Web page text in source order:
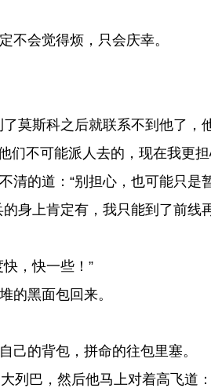
会觉得烦，只会庆幸。
莫斯科之后就联系不到他了，
不可能派人去的，现在我更
的道：“别担心，也可能只是
身上肯定有，我只能到了前线
，快一些！”
的黑面包回来。
的背包，拼命的往包里塞。
巴，然后他马上对着高飞道